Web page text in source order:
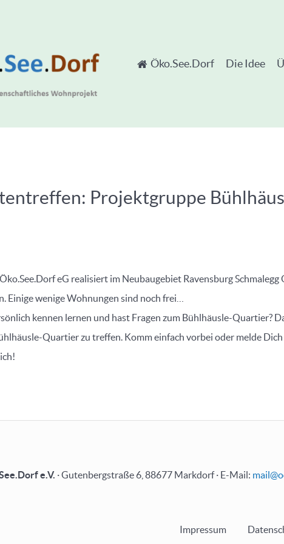
Öko.See.Dorf Die Idee
Projektgruppe
eG realisiert im Neubaugebiet Ravensburg
Einige wenige Wohnungen sind noch frei…
kennen lernen und hast Fragen zum Bühlhäusle-Quartier?
Quartier zu treffen. Komm einfach vorbei oder melde
e.V. · Gutenbergstraße 6, 88677 Markdorf · E-Mail:
Impressum